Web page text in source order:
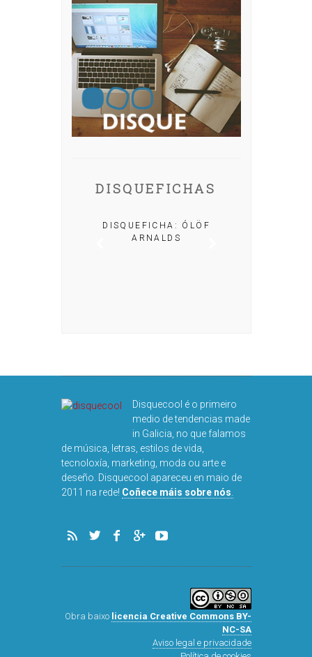
DISQUEFICHAS
DISQUEFICHA: ÓLÖF
ARNALDS
in Galicia, no que falamos
tecnoloxía, marketing, moda ou arte e
Coñece máis sobre nós.